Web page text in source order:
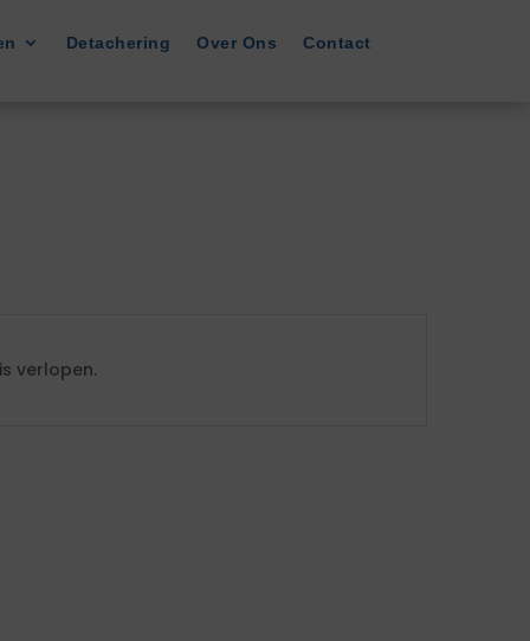
Detachering Over Ons Contact
verlopen.